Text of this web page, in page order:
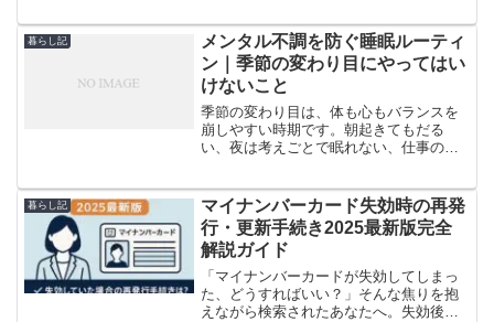
に分かれて反映されるため、通帳に入る
金額だけ見て「少ない…」と...
暮らし記
メンタル不調を防ぐ睡眠ルーティ
ン｜季節の変わり目にやってはい
けないこと
季節の変わり目は、体も心もバランスを
崩しやすい時期です。朝起きてもだる
い、夜は考えごとで眠れない、仕事の集
していきます。とくに9月前後は日照や気
温、生活リズムの変化が重...
暮らし記
マイナンバーカード失効時の再発
行・更新手続き2025最新版完全
解説ガイド
「マイナンバーカードが失効してしまっ
た、どうすればいい？」そんな焦りを抱
えながら検索されたあなたへ。失効後で